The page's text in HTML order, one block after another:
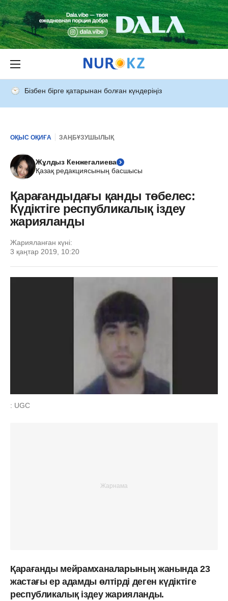
Бізбен бірге қатарынан болған күндеріңіз
ОҚЫС ОҚИҒА ЗАҢБҰЗУШЫЛЫҚ
Жұлдыз Кенжегалиева
Қазақ редакциясының басшысы
Қарағандыдағы қанды төбелес:
Күдіктіге республикалық іздеу
жарияланды
Жарияланған күні:
3 қаңтар 2019, 10:20
: UGC
Қарағанды мейрамханаларының жанында 23
жастағы ер адамды өлтірді деген күдіктіге
республикалық іздеу жарияланды.